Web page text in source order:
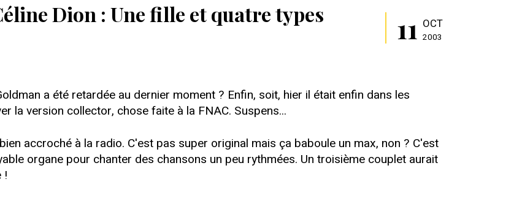
Dion : Une fille et quatre types 11 OCT
2003
a été retardée au dernier moment ? Enfin, soit, hier il était enfin dans les
la version collector, chose faite à la FNAC. Suspens...
accroché à la radio. C'est pas super original mais ça baboule un max, non ? C'est
organe pour chanter des chansons un peu rythmées. Un troisième couplet aurait
!